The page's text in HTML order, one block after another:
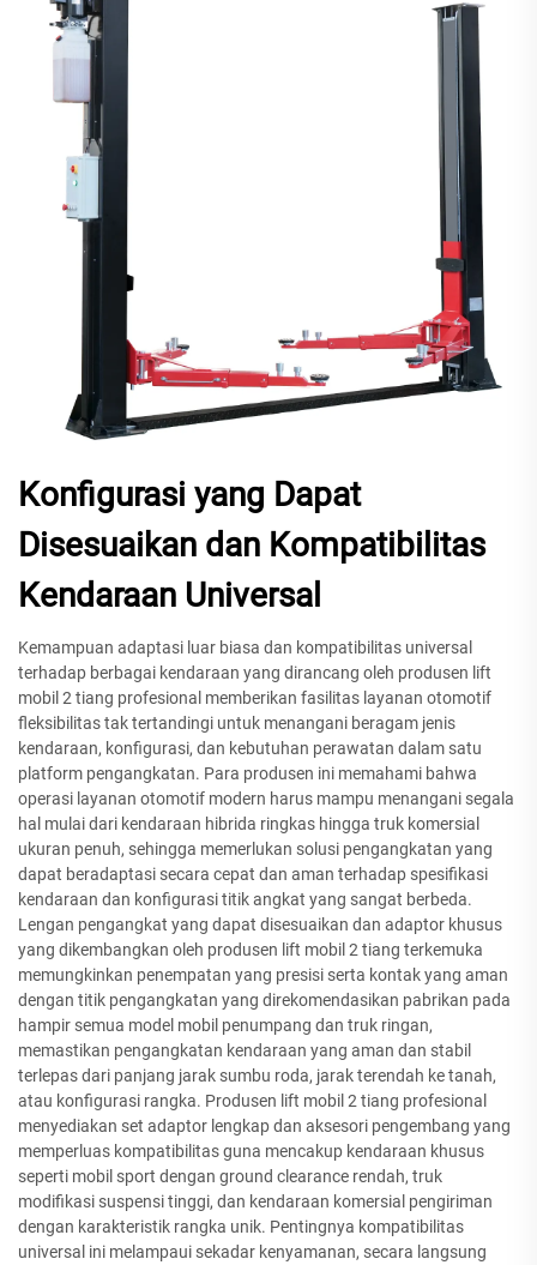
Konfigurasi yang Dapat
Disesuaikan dan Kompatibilitas
Kendaraan Universal
Kemampuan adaptasi luar biasa dan kompatibilitas universal
terhadap berbagai kendaraan yang dirancang oleh produsen lift
mobil 2 tiang profesional memberikan fasilitas layanan otomotif
fleksibilitas tak tertandingi untuk menangani beragam jenis
kendaraan, konfigurasi, dan kebutuhan perawatan dalam satu
platform pengangkatan. Para produsen ini memahami bahwa
operasi layanan otomotif modern harus mampu menangani segala
hal mulai dari kendaraan hibrida ringkas hingga truk komersial
ukuran penuh, sehingga memerlukan solusi pengangkatan yang
dapat beradaptasi secara cepat dan aman terhadap spesifikasi
kendaraan dan konfigurasi titik angkat yang sangat berbeda.
Lengan pengangkat yang dapat disesuaikan dan adaptor khusus
yang dikembangkan oleh produsen lift mobil 2 tiang terkemuka
memungkinkan penempatan yang presisi serta kontak yang aman
dengan titik pengangkatan yang direkomendasikan pabrikan pada
hampir semua model mobil penumpang dan truk ringan,
memastikan pengangkatan kendaraan yang aman dan stabil
terlepas dari panjang jarak sumbu roda, jarak terendah ke tanah,
atau konfigurasi rangka. Produsen lift mobil 2 tiang profesional
menyediakan set adaptor lengkap dan aksesori pengembang yang
memperluas kompatibilitas guna mencakup kendaraan khusus
seperti mobil sport dengan ground clearance rendah, truk
modifikasi suspensi tinggi, dan kendaraan komersial pengiriman
dengan karakteristik rangka unik. Pentingnya kompatibilitas
universal ini melampaui sekadar kenyamanan, secara langsung